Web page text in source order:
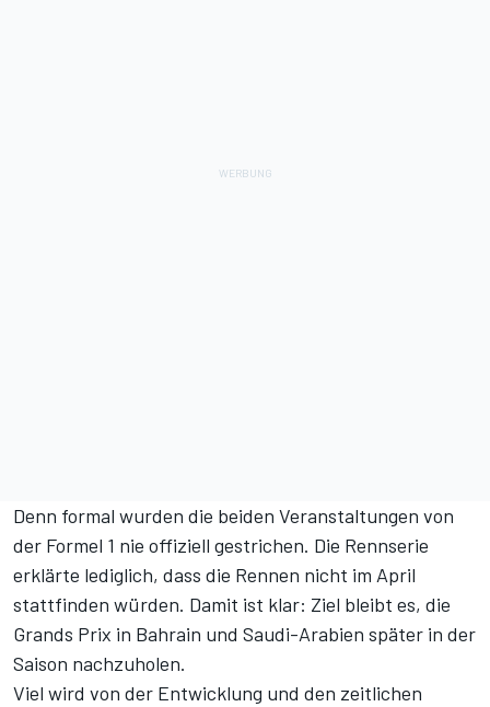
Denn formal wurden die beiden Veranstaltungen von
der Formel 1 nie offiziell gestrichen. Die Rennserie
erklärte lediglich, dass die Rennen nicht im April
stattfinden würden. Damit ist klar: Ziel bleibt es, die
Grands Prix in Bahrain und Saudi-Arabien später in der
Saison nachzuholen.
Viel wird von der Entwicklung und den zeitlichen